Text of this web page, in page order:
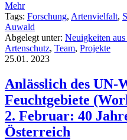
Mehr
Tags: Forschung, Artenvielfalt,
Auwald
Abgelegt unter: Neuigkeiten
Artenschutz, Team, Projekte
25.01. 2023
Anlässlich des UN-
Feuchtgebiete
2. Februar: 40
Österreich